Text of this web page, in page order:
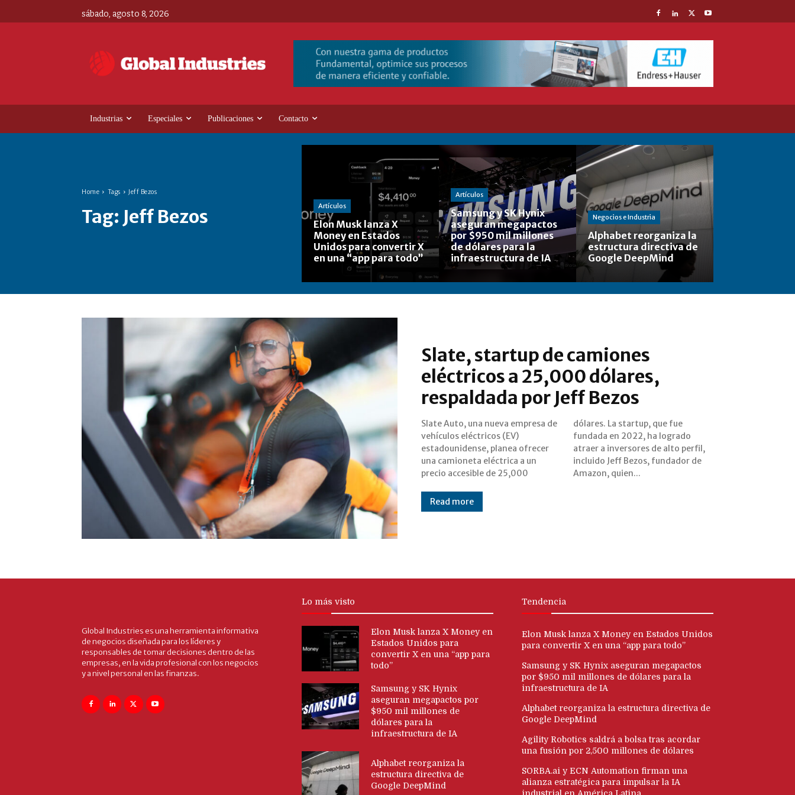
sábado, agosto 8, 2026
Industrias Especiales Publicaciones Contacto
Home Tags Jeff Bezos
Tag: Jeff Bezos Artículos
Elon Musk lanza X
Money en Estados
Unidos para convertir X
en una “app para todo”
Artículos
Samsung y SK Hynix
aseguran megapactos
por $950 mil millones
de dólares para la
infraestructura de IA
Negocios e Industria
Alphabet reorganiza la
estructura directiva de
Google DeepMind
Slate, startup de camiones
eléctricos a 25,000 dólares,
respaldada por Jeff Bezos
Slate Auto, una nueva empresa de
vehículos eléctricos (EV)
estadounidense, planea ofrecer
una camioneta eléctrica a un
precio accesible de 25,000
dólares. La startup, que fue
fundada en 2022, ha logrado
atraer a inversores de alto perfil,
incluido Jeff Bezos, fundador de
Amazon, quien...
Read more
Global Industries es una herramienta informativa
de negocios diseñada para los líderes y
responsables de tomar decisiones dentro de las
empresas, en la vida profesional con los negocios
y a nivel personal en las finanzas.
Lo más visto
Elon Musk lanza X Money en
Estados Unidos para
convertir X en una “app para
todo”
Samsung y SK Hynix
aseguran megapactos por
$950 mil millones de
dólares para la
infraestructura de IA
Alphabet reorganiza la
estructura directiva de
Google DeepMind
Tendencia
Elon Musk lanza X Money en Estados Unidos
para convertir X en una “app para todo”
Samsung y SK Hynix aseguran megapactos
por $950 mil millones de dólares para la
infraestructura de IA
Alphabet reorganiza la estructura directiva de
Google DeepMind
Agility Robotics saldrá a bolsa tras acordar
una fusión por 2,500 millones de dólares
SORBA.ai y ECN Automation firman una
alianza estratégica para impulsar la IA
industrial en América Latina